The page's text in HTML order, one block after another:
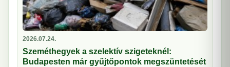
2026.07.24.
Szeméthegyek a szelektív szigeteknél:
Budapesten már gyűjtőpontok megszüntetését